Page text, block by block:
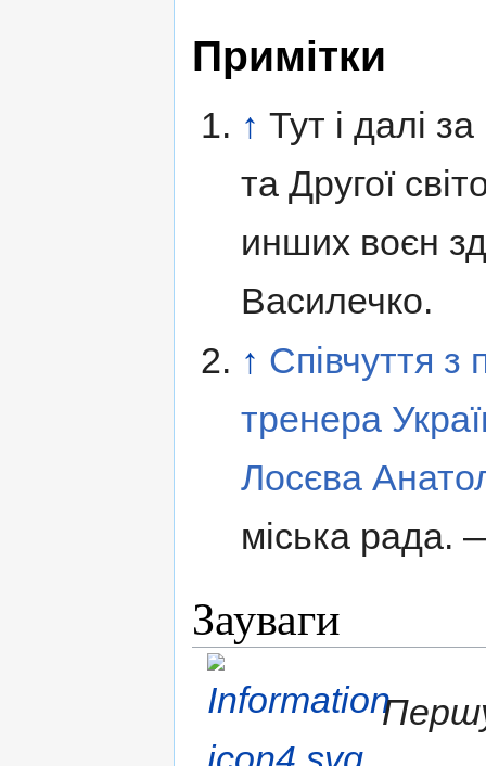
Примітки
↑ Тут і далі
та Другої
инших воєн
Василечко.
↑ Співчуття з
тренера
Лосєва
міська
Зауваги
Першу